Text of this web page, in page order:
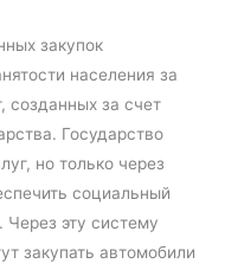
закупок
населения за
созданных за счет
Государство
но только через
социальный
эту систему
закупать автомобили